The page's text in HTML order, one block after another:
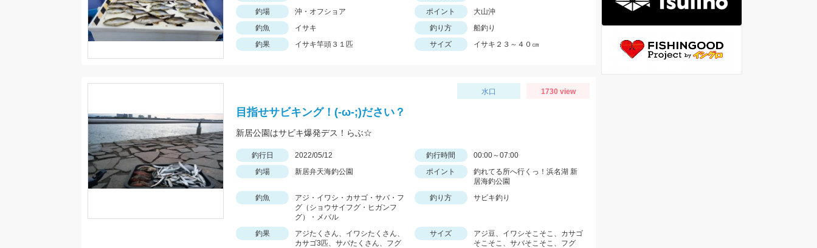
釣場
沖・オフショア ポイント
大山沖
釣魚
イサキ 釣り方
船釣り
釣果
イサキ竿頭３１匹 サイズ イサキ２３～４０㎝
水口 1730 view
目指せサビキング！(-ω-;)ださい？
新居公園はサビキ爆発デス！らぶ☆
釣行日 2022/05/12 釣行時間
00:00～07:00
釣場
新居弁天海釣公園 ポイント
釣れてる所へ行くっ！浜名湖 新
居海釣公園
釣魚
アジ・イワシ・カサゴ・サバ・フ
グ（ショウサイフグ・ヒガンフ
グ）・メバル
釣り方 サビキ釣り
釣果
アジたくさん、イワシたくさん、
カサゴ3匹、サバたくさん、フグ
サイズ
アジ豆、イワシそこそこ、カサゴ
そこそこ、サバそこそこ、フグ